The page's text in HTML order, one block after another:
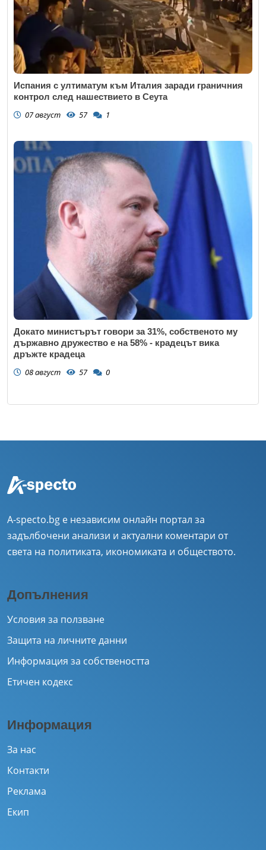
Испания с ултиматум към Италия заради граничния
контрол след нашествието в Сеута
07 август 57 1
Докато министърът говори за 31%, собственото му
държавно дружество е на 58% - крадецът вика
дръжте крадеца
08 август 57 0
A-specto.bg е независим онлайн портал за
задълбочени анализи и актуални коментари от
света на политиката, икономиката и обществото.
Допълнения
Условия за ползване
Защита на личните данни
Информация за собствеността
Етичен кодекс
Информация
За нас
Контакти
Реклама
Екип